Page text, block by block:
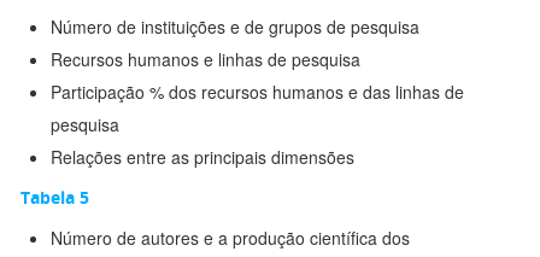
Número de instituições e de grupos de pesquisa
Recursos humanos e linhas de pesquisa
Participação % dos recursos humanos e das linhas de
pesquisa
Relações entre as principais dimensões
Tabela 5
Número de autores e a produção científica dos